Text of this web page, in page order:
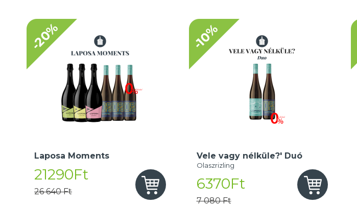
-20%
Laposa Moments
21290Ft
26 640 Ft
-10%
Vele vagy nélküle?' Duó
Olaszrizling
6370Ft
7 080 Ft